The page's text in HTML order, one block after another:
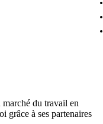
du travail en
grâce à ses partenaires